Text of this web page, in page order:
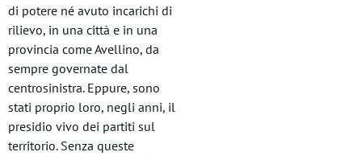
di potere né avuto incarichi di
rilievo, in una città e in una
provincia come Avellino, da
sempre governate dal
centrosinistra. Eppure, sono
stati proprio loro, negli anni, il
presidio vivo dei partiti sul
territorio. Senza queste